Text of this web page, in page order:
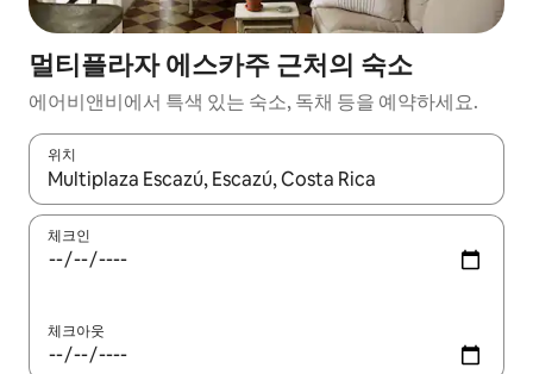
멀티플라자 에스카주 근처의 숙소
에어비앤비에서 특색 있는 숙소, 독채 등을 예약하세요.
위치
결과가 나오면 위·아래 화살표 키를 사용하거나 터치 또는 스와이
체크인
체크아웃